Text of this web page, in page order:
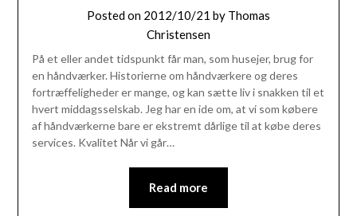
Posted on 2012/10/21 by Thomas
Christensen
På et eller andet tidspunkt får man, som husejer, brug for
en håndværker. Historierne om håndværkere og deres
fortræffeligheder er mange, og kan sætte liv i snakken til et
hvert middagsselskab. Jeg har en ide om, at vi som købere
af håndværkerne bare er ekstremt dårlige til at købe deres
services. Kvalitet Når vi går…
Read more